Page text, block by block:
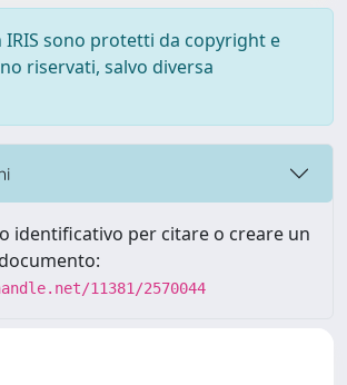
sono protetti da copyright e
riservati, salvo diversa
identificativo per citare o creare un
11381/2570044